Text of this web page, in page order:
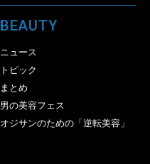
BEAUTY
ニュース
トピック
まとめ
男の美容フェス
オジサンのための「逆転美容」